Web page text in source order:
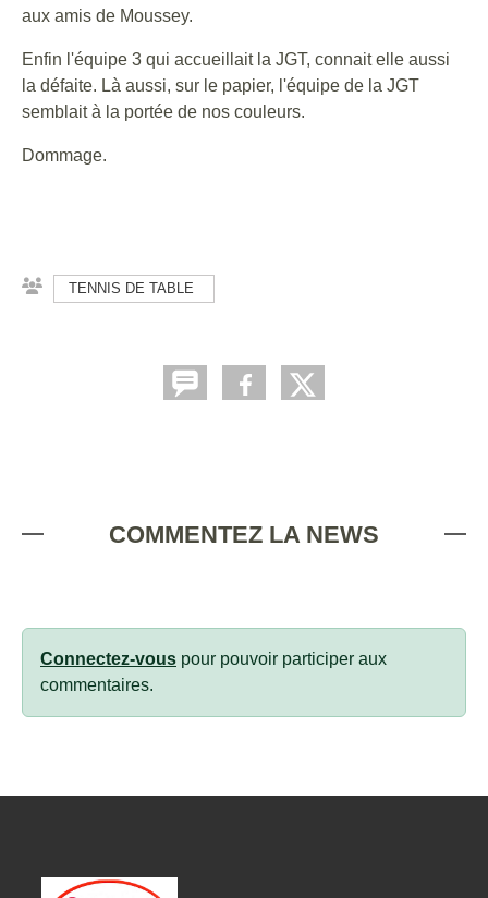
aux amis de Moussey.
Enfin l'équipe 3 qui accueillait la JGT, connait elle aussi
la défaite. Là aussi, sur le papier, l'équipe de la JGT
semblait à la portée de nos couleurs.
Dommage.
TENNIS DE TABLE
COMMENTEZ LA NEWS
Connectez-vous pour pouvoir participer aux
commentaires.